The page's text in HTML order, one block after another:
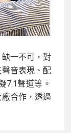
一不可，對
音表現、配
7.1聲道等。
合作，透過